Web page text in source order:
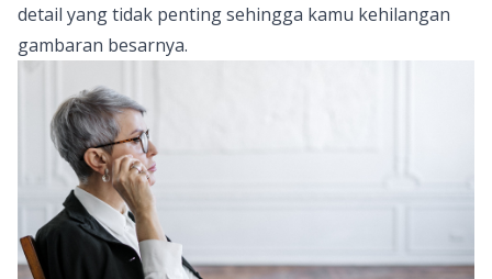
detail yang tidak penting sehingga kamu kehilangan
gambaran besarnya.